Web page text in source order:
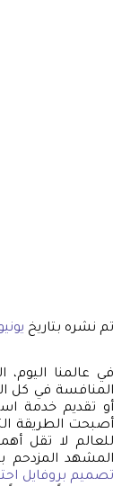
تم نشره بتاريخ يونيو 29,
في عالمنا اليوم،
المنافسة في كل
أو تقديم خدمة
أصبحت الطريقة
للعالم لا تقل
المشهد المزدحم
تصميم بروفايل